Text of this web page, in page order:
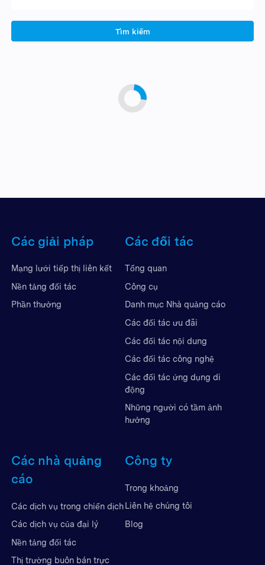
Tìm kiếm
Các giải pháp
Mạng lưới tiếp thị liên kết
Nền tảng đối tác
Phần thưởng
Các đối tác
Tổng quan
Công cụ
Danh mục Nhà quảng cáo
Các đối tác ưu đãi
Các đối tác nội dung
Các đối tác công nghệ
Các đối tác ứng dụng di
động
Những người có tầm ảnh
hưởng
Các nhà quảng
cáo
Các dịch vụ trong chiến dịch
Các dịch vụ của đại lý
Nền tảng đối tác
Thị trường buôn bán trực
Công ty
Trong khoảng
Liên hệ chúng tôi
Blog